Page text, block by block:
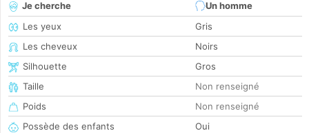
Je cherche
Un homme
Les yeux
Gris
Les cheveux
Noirs
Silhouette
Gros
Taille
Non renseigné
Poids
Non renseigné
Possède des enfants
Oui